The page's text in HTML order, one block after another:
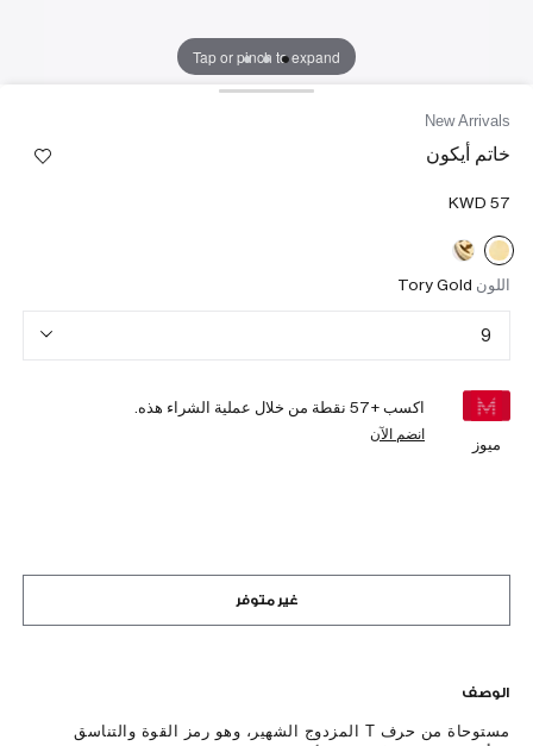
Tap or pinch to expand
New Arrivals
خاتم أيكون
اللون Tory Gold
9
ميوز
اكسب +57 نقطة من خلال عملية الشراء هذه.
انضم الآن
غير متوفر
الوصف
مستوحاة من حرف T المزدوج الشهير، وهو رمز القوة والتناسق